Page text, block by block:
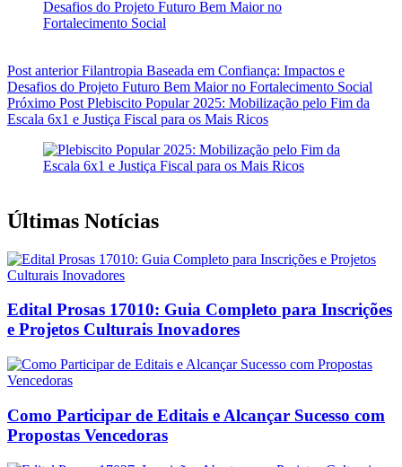
Post anteriorFilantropia Baseada em Confiança: Impactos e
Desafios do Projeto Futuro Bem Maior no Fortalecimento Social
Próximo Post Plebiscito Popular 2025: Mobilização pelo Fim da
Escala 6x1 e Justiça Fiscal para os Mais Ricos
Últimas Notícias
Edital Prosas 17010: Guia Completo para Inscrições
e Projetos Culturais Inovadores
Como Participar de Editais e Alcançar Sucesso com
Propostas Vencedoras